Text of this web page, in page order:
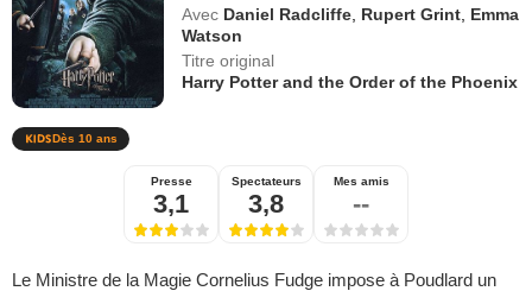
Avec Daniel Radcliffe Rupert Grint Emma
Watson
Titre original
Harry Potter and the Order of the Phoenix
Dès 10 ans
Presse
3,1
Spectateurs
3,8
Mes amis
--
Le Ministre de la Magie Cornelius Fudge impose à Poudlard un